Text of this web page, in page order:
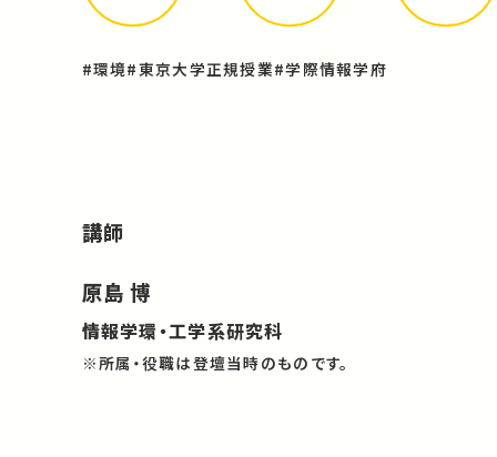
#環境#東京大学正規授業#学際情報学府
講師
原島 博
情報学環・工学系研究科
※所属・役職は登壇当時のものです。